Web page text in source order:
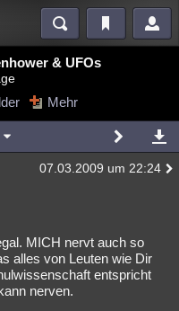
Videos
Mystery Kriminalfälle
Literatur
& UFOs
Mehr
07.03.2009 um 22:24
MICH nervt auch so
alles von Leuten wie Dir
entspricht
nerven.